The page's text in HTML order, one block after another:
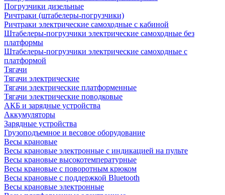
Погрузчики дизельные
Ричтраки (штабелеры-погрузчики)
Ричтраки электрические самоходные с кабиной
Штабелеры-погрузчики электрические самоходные без
платформы
Штабелеры-погрузчики электрические самоходные с
платформой
Тягачи
Тягачи электрические
Тягачи электрические платформенные
Тягачи электрические поводковые
АКБ и зарядные устройства
Аккумуляторы
Зарядные устройства
Грузоподъемное и весовое оборудование
Весы крановые
Весы крановые электронные с индикацией на пульте
Весы крановые высокотемпературные
Весы крановые с поворотным крюком
Весы крановые с поддержкой Bluetooth
Весы крановые электронные